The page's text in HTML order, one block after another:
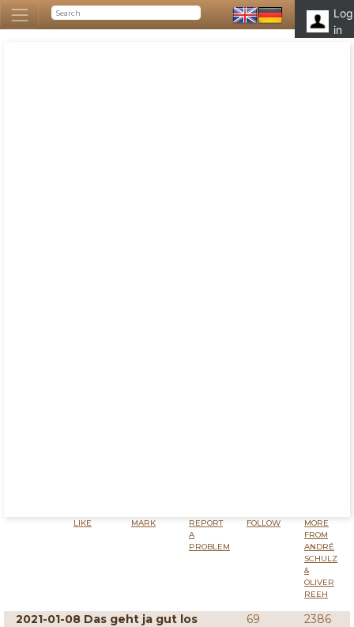
Log
in
LIKE MARK
REPORT
A
PROBLEM
FOLLOW
MORE
FROM
ANDRÉ
SCHULZ
&
OLIVER
REEH
2021-01-08 Das geht ja gut los
69
2386